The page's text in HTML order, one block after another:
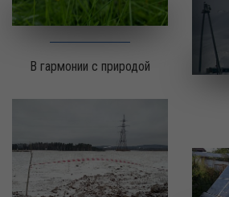
В гармонии с природой